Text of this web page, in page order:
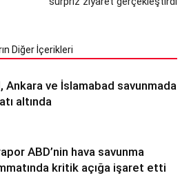
Diğer İçerikleri
Ankara ve İslamabad savunmada
altında
ABD’nin hava savunma
kritik açığa işaret etti